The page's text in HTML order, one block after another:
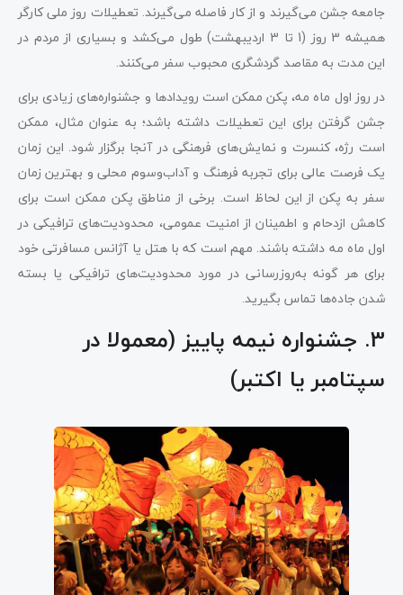
جامعه جشن می‌گیرند و از کار فاصله می‌گیرند. تعطیلات روز ملی کارگر
همیشه 3 روز (1 تا 3 اردیبهشت) طول می‌کشد و بسیاری از مردم در
این مدت به مقاصد گردشگری محبوب سفر می‌کنند.
در روز اول ماه مه، پکن ممکن است رویدادها و جشنواره‌های زیادی برای
جشن گرفتن برای این تعطیلات داشته باشد؛ به عنوان مثال، ممکن
است رژه، کنسرت و نمایش‌‌های فرهنگی در آنجا برگزار شود. این زمان
یک فرصت عالی برای تجربه فرهنگ و آداب‌وسوم محلی و بهترین زمان
سفر به پکن از این لحاظ است. برخی از مناطق پکن ممکن است برای
کاهش ازدحام و اطمینان از امنیت عمومی، محدودیت‌های ترافیکی در
اول ماه مه داشته باشند. مهم است که با هتل یا آژانس مسافرتی خود
برای هر گونه به‌روزرسانی در مورد محدودیت‌های ترافیکی یا بسته
شدن جاده‌ها تماس بگیرید.
3. جشنواره نیمه پاییز (معمولا در
سپتامبر یا اکتبر)